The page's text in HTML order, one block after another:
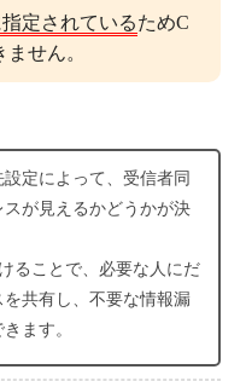
定されているためC
せん。
定によって、受信者同
が見えるかどうかが決
ることで、必要な人にだ
共有し、不要な情報漏
ます。